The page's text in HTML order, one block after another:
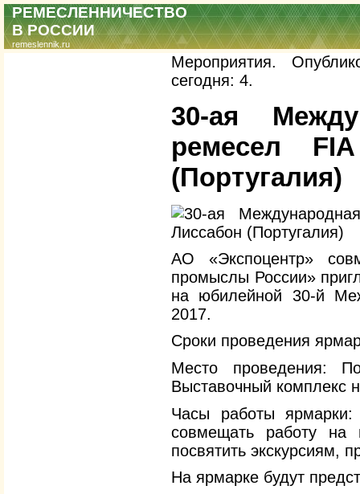
РЕМЕСЛЕННИЧЕСТВО
В РОССИИ
remeslennik.ru
Мероприятия.
сегодня: 4.
30-ая
ремесел
(Португалия)
АО «Экспоцентр»
промыслы России»
на юбилейной 30-й
2017.
Сроки проведения
Место проведения:
Выставочный комплекс
Часы работы
совмещать работу
посвятить экскурсиям,
На ярмарке будут